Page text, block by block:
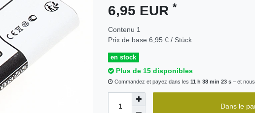
6,95 EUR *
Contenu 1
Prix de base 6,95 € / Stück
en stock
Plus de 15 disponibles
Commandez et payez dans les 11 h 38 min 23 s – et
Dans le